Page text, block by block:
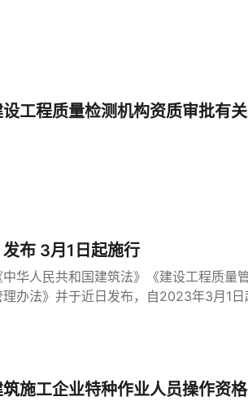
工程质量检测机构资质审批有
布 3月1日起施行
华人民共和国建筑法》《建设工程质
办法》并于近日发布，自2023年3月1日
施工企业特种作业人员操作资